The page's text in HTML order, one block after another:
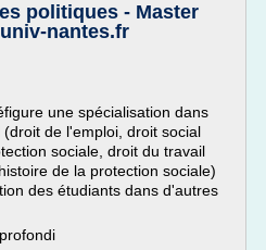
politiques - Master
nantes.fr
une spécialisation dans
de l'emploi, droit social
sociale, droit du travail
de la protection sociale)
des étudiants dans d'autres